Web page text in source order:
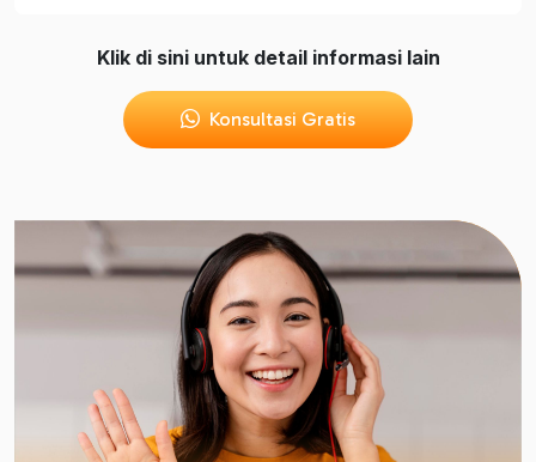
Klik di sini untuk detail informasi lain
Konsultasi Gratis